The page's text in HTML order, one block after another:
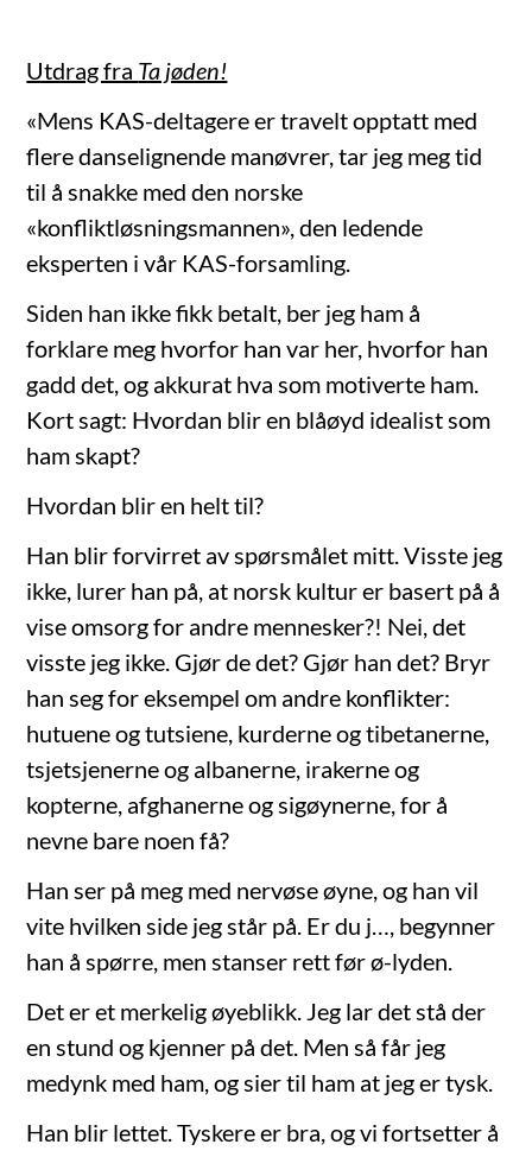
Utdrag fra Ta jøden!
«Mens KAS-deltagere er travelt opptatt med
flere danselignende manøvrer, tar jeg meg tid
til å snakke med den norske
«konfliktløsningsmannen», den ledende
eksperten i vår KAS-forsamling.
Siden han ikke fikk betalt, ber jeg ham å
forklare meg hvorfor han var her, hvorfor han
gadd det, og akkurat hva som motiverte ham.
Kort sagt: Hvordan blir en blåøyd idealist som
ham skapt?
Hvordan blir en helt til?
Han blir forvirret av spørsmålet mitt. Visste jeg
ikke, lurer han på, at norsk kultur er basert på å
vise omsorg for andre mennesker?! Nei, det
visste jeg ikke. Gjør de det? Gjør han det? Bryr
han seg for eksempel om andre konflikter:
hutuene og tutsiene, kurderne og tibetanerne,
tsjetsjenerne og albanerne, irakerne og
kopterne, afghanerne og sigøynerne, for å
nevne bare noen få?
Han ser på meg med nervøse øyne, og han vil
vite hvilken side jeg står på. Er du j…, begynner
han å spørre, men stanser rett før ø-lyden.
Det er et merkelig øyeblikk. Jeg lar det stå der
en stund og kjenner på det. Men så får jeg
medynk med ham, og sier til ham at jeg er tysk.
Han blir lettet. Tyskere er bra, og vi fortsetter å